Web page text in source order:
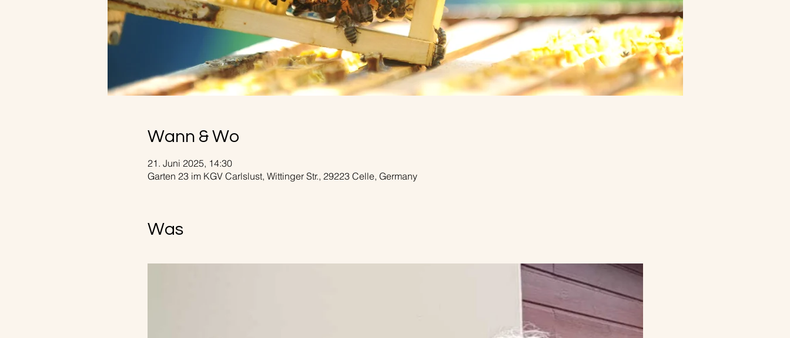
Wann & Wo
21. Juni 2025, 14:30
Garten 23 im KGV Carlslust, Wittinger Str., 29223 Celle, Germany
Was